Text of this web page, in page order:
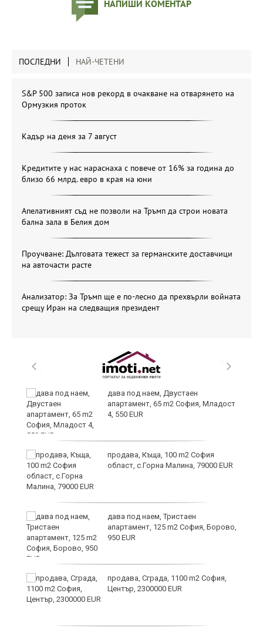
НАПИШИ КОМЕНТАР
ПОСЛЕДНИ НАЙ-ЧЕТЕНИ
S&P 500 записа нов рекорд в очакване на отварянето на
Ормузкия проток
Кадър на деня за 7 август
Кредитите у нас нараснаха с повече от 16% за година до
близо 66 млрд. евро в края на юни
Апелативният съд не позволи на Тръмп да строи новата
бална зала в Белия дом
Проучване: Дълговата тежест за германските доставчици
на авточасти расте
Анализатор: За Тръмп ще е по-лесно да прехвърли войната
срещу Иран на следващия президент
дава под наем, Двустаен
апартамент, 65 m2 София, Младост
4, 550 EUR
продава, Къща, 100 m2 София
област, с.Горна Малина, 79000 EUR
дава под наем, Тристаен
апартамент, 125 m2 София, Борово,
950 EUR
продава, Сграда, 1100 m2 София,
Център, 2300000 EUR